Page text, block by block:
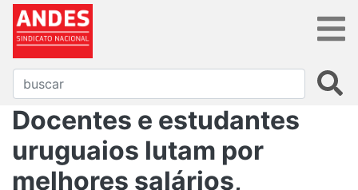
Docentes e estudantes
uruguaios lutam por
melhores salários,